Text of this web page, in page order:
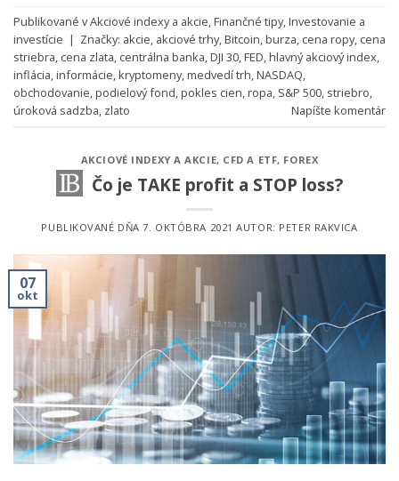
Publikované vAkciové indexy a akcie,Finančné tipy,Investovanie a
investície | Značky: akcie, akciové trhy,Bitcoin,burza, cena ropy, cena
striebra, cena zlata, centrálna banka,DJI 30,FED,hlavný akciový index,
inflácia,informácie,kryptomeny,medvedí trh,NASDAQ,
obchodovanie,podielový fond,pokles cien,ropa, S&P 500, striebro,
úroková sadzba, zlato Napíšte komentár
AKCIOVÉ INDEXY A AKCIE, CFD A ETF, FOREX
Čo je TAKE profit a STOP loss?
PUBLIKOVANÉ DŇA7. OKTÓBRA 2021 AUTOR: PETER RAKVICA
07
okt